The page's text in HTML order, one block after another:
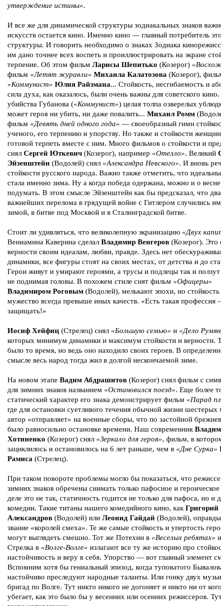
утверждение истины».
И все же для динамической структуры зодиакальных знаков
искусств остается кино. Именно кино — главный потребитель
структуры. И говорить необходимо о знаках Зодиака
им дано точнее всех воспеть и проиллюстрировать на экране
терпение. Об этом фильм Ларисы Шепитько (Козерог)
фильм «Летят журавли» Михаила Калатозова (Козерог),
«Коммунист» Юлия Райзмана... Стойкость, несгибаемость и
сила духа, как оказалось, были очень важны для советского
убийства Губанова («Коммунист») целая толпа озверелых
может героя ни убить, ни даже повалить... Михаил Ромм
фильм «Девять дней одного года» — своеобразный гимн
ученого, его терпению и упорству. Но также и стойкости
готовой терпеть вместе с ним. Много фильмов о стойкости и
снял Сергей Юткевич (Козерог), например «Отелло». Великий
Эйзенштейн (Водолей) снял «Александра Невского». И вновь
стойкости русского народа. Важно также отметить, что
стала именно зима. Ну а когда победа одержана, можно и о весне
подумать. В этом смысле Эйзенштейн как бы предсказал, что два
важнейших перелома в грядущей войне с Гитлером случились
зимой, в битве под Москвой и в Сталинградской битве.
Стоит ли удивляться, что великолепную экранизацию «Двух
Вениамина Каверина сделал Владимир Венгеров (Козерог). Это
верности своим идеалам, любви, правде. Здесь нет
динамики, все фигуры стоят на своих местах, от детства и до
Герои живут и умирают героями, а трусы и подлецы так и
не поднимая головы. В похожем стиле снят фильм «Офицеры»
Владимиром Роговым (Водолей), мелькают эпохи, но стойкость
мужество всегда превыше иных качеств. «Есть такая
защищать!»
Иосиф Хейфиц (Стрелец) снял «Большую семью» и «Дело
которых минимум динамики и максимум стойкости и верности.
было то время, но ведь оно находило своих героев. В
смысле весь народ тогда жил в долгой нескончаемой зиме.
На новом этапе Вадим Абдрашитов (Козерог) снял фильм с
для зимних знаков названием «Остановился поезд». Еще более
статический характер его знака демонстрирует фильм «Парад
где для остановки суетливого течения обычной жизни
автор «отправляет» на военные сборы, что по застойной
было равносильно остановке времени. Наш современник
Хотиненко (Козерог) снял «Зеркало для героя», фильм, в
зациклилось и остановилось на 6 лет раньше, чем в «Дне Сурка»
Рамиса (Стрелец).
При таком повороте проблемы могло бы показаться, что
зимних знаков обречены снимать только пафосное и
деле это не так, статичность годится не только для пафоса, но и
комедии. Такие титаны нашего комедийного кино, как Григорий
Александров (Водолей) или Леонид Гайдай (Водолей),
звание «королей смеха». Те же самые стойкость и упертость
могут выглядеть смешно. Тот же Потехин в «Веселых ребятах»
Стрелка в «Волге-Волге» излагают все ту же историю про
настойчивость и веру в себя. Упорство — вот главный элемент
Вспомним хотя бы гениальный эпизод, когда туповатого
настойчиво преследуют народные таланты. Или гонку двух
бригад по Волге. Тут никто никого не догоняет и никто ни от
убегает, как это было бы у весенних или осенних режиссеров.